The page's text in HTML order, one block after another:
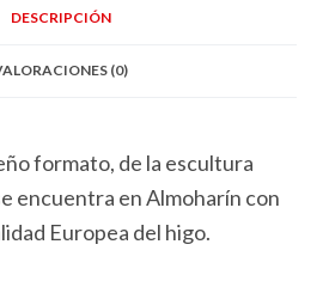
DESCRIPCIÓN
(0)
formato, de la escultura
encuentra en Almoharín con
Europea del higo.